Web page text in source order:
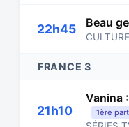
22h45 Beau
FRANCE 3
21h10
Vanina
1ère